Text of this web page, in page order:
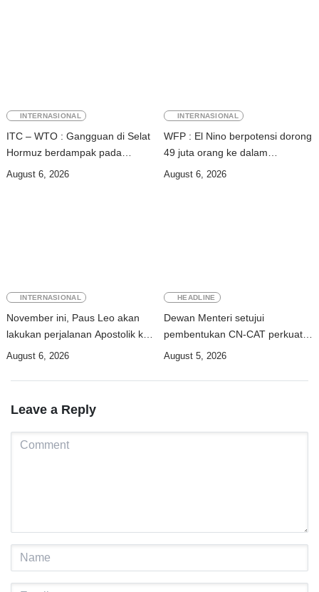
INTERNASIONAL
ITC – WTO : Gangguan di Selat
Hormuz berdampak pada
perdagangan energi, pupuk, dan
August 6, 2026
INTERNASIONAL
WFP : El Nino berpotensi dorong
49 juta orang ke dalam
kerawanan pangan akut
August 6, 2026
INTERNASIONAL
November ini, Paus Leo akan
lakukan perjalanan Apostolik ke
Uruguay, Argentina, dan Peru
August 6, 2026
HEADLINE
Dewan Menteri setujui
pembentukan CN-CAT perkuat
August 5, 2026
Leave a Reply